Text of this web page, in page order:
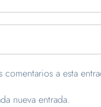
a esta
nueva entrada.